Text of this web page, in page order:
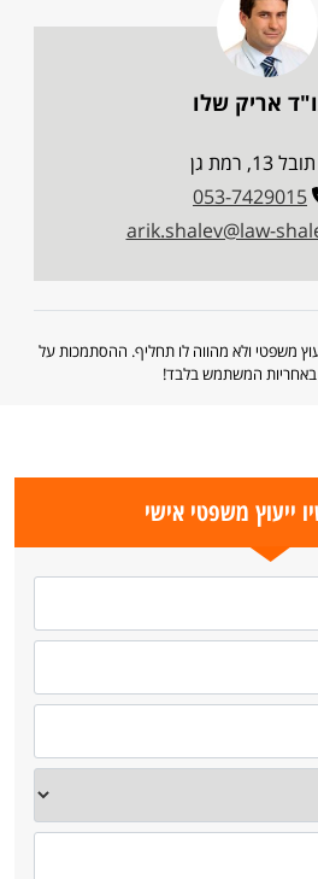
אריק שלו
תובל 13, רמת גן
053-7429015
arik.shalev@law-
משפטי ולא מהווה לו תחליף. ההסתמכות על
המשתמש בלבד!
ייעוץ משפטי אישי